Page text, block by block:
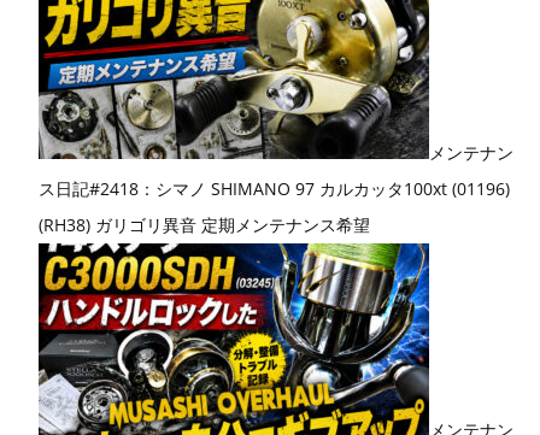
メンテナン
ス日記#2418：シマノ SHIMANO 97 カルカッタ100xt (01196)
(RH38) ガリゴリ異音 定期メンテナンス希望
メンテナン